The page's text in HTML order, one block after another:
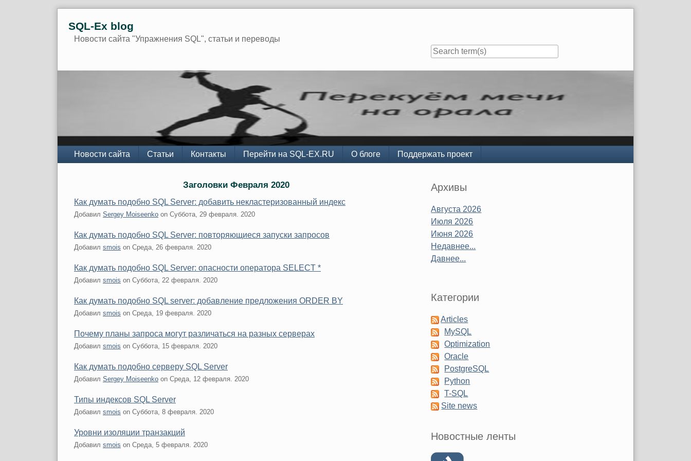
SQL-Ex blog
Новости сайта "Упражнения SQL", статьи и переводы
Navigation
Новости сайта Статьи Контакты Перейти на SQL-EX.RU О блоге Поддержать проект
Заголовки Февраля 2020
Как думать подобно SQL Server: добавить некластеризованный индекс
Добавил Sergey Moiseenko on Суббота, 29 февраля. 2020
Как думать подобно SQL Server: повторяющиеся запуски запросов
Добавил smois on Среда, 26 февраля. 2020
Как думать подобно SQL Server: опасности оператора SELECT *
Добавил smois on Суббота, 22 февраля. 2020
Как думать подобно SQL server: добавление предложения ORDER BY
Добавил smois on Среда, 19 февраля. 2020
Почему планы запроса могут различаться на разных серверах
Добавил smois on Суббота, 15 февраля. 2020
Как думать подобно серверу SQL Server
Добавил Sergey Moiseenko on Среда, 12 февраля. 2020
Типы индексов SQL Server
Добавил smois on Суббота, 8 февраля. 2020
Уровни изоляции транзакций
Добавил smois on Среда, 5 февраля. 2020
Sidebar
Архивы
Августа 2026
Июля 2026
Июня 2026
Недавнее...
Давнее...
Категории
Articles
MySQL
Optimization
Oracle
PostgreSQL
Python
T-SQL
Site news
Новостные ленты